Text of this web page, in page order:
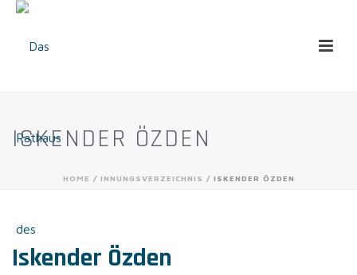
ISKENDER ÖZDEN
HOME / INNUNGSVERZEICHNIS / ISKENDER ÖZDEN
Iskender Özden